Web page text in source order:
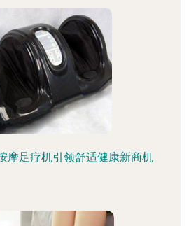
摩足疗机引领舒适健康新商机